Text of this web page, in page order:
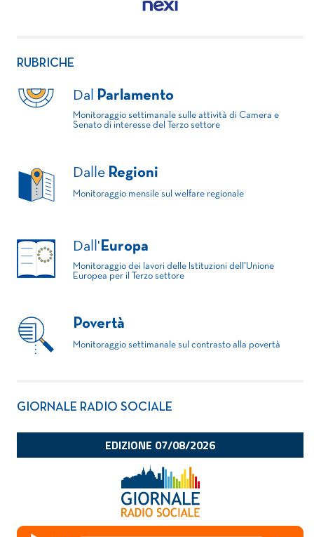
RUBRICHE
Dal Parlamento
Monitoraggio settimanale sulle attività di Camera e
Senato di interesse del Terzo settore
Dalle Regioni
Monitoraggio mensile sul welfare regionale
Dall' Europa
Monitoraggio dei lavori delle Istituzioni dell'Unione
Europea per il Terzo settore
Povertà
Monitoraggio settimanale sul contrasto alla povertà
GIORNALE RADIO SOCIALE